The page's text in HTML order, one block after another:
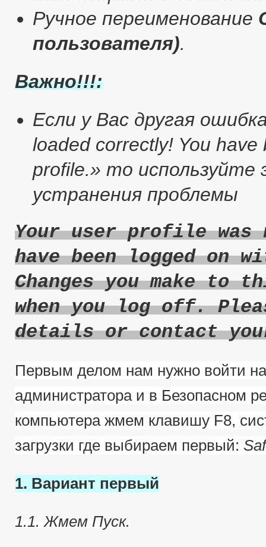
Ручное переименование
пользователя).
Важно!!!:
Если у Вас другая
loaded correctly! You
profile.» то
устранения проблемы
Your user profile was
have been logged on
Changes you make
when you log off.
details or contact
Первым делом нам нужно войти
администратора и в Безопасном
компьютера жмем клавишу F8,
загрузки где выбираем первый:
1. Вариант первый
1.1. Жмем Пуск.